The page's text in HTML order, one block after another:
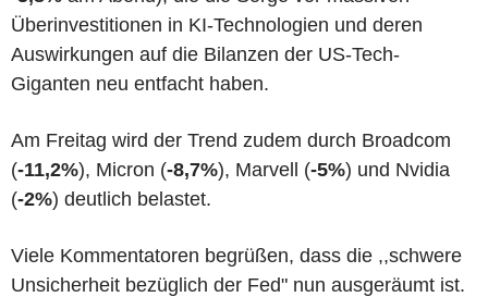
Überinvestitionen in KI-Technologien und deren
Auswirkungen auf die Bilanzen der US-Tech-
Giganten neu entfacht haben.
Am Freitag wird der Trend zudem durch Broadcom
(-11,2%), Micron (-8,7%), Marvell (-5%) und Nvidia
(-2%) deutlich belastet.
Viele Kommentatoren begrüßen, dass die ,,schwere
Unsicherheit bezüglich der Fed" nun ausgeräumt ist.